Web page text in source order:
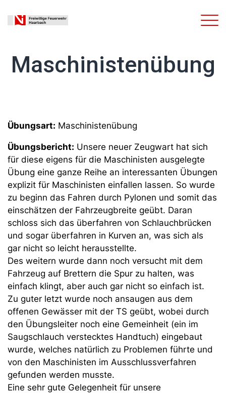
Maschinistenübung
Übungsart: Maschinistenübung
Übungsbericht: Unsere neuer Zeugwart hat sich
für diese eigens für die Maschinisten ausgelegte
Übung eine ganze Reihe an interessanten Übungen
explizit für Maschinisten einfallen lassen. So wurde
zu beginn das Fahren durch Pylonen und somit das
einschätzen der Fahrzeugbreite geübt. Daran
schloss sich das überfahren von Schlauchbrücken
und sogar überfahren in Kurven an, was sich als
gar nicht so leicht herausstellte.
Des weitern wurde dann noch versucht mit dem
Fahrzeug auf Brettern die Spur zu halten, was
einfach klingt, aber auch gar nicht so einfach ist.
Zu guter letzt wurde noch ansaugen aus dem
offenen Gewässer mit der TS geübt, wobei durch
den Übungsleiter noch eine Gemeinheit (ein im
Saugschlauch verstecktes Handtuch) eingebaut
wurde, welches natürlich zu Problemen führte und
von den Maschinisten im Ausschlussverfahren
gefunden werden musste.
Eine sehr gute Gelegenheit für unsere